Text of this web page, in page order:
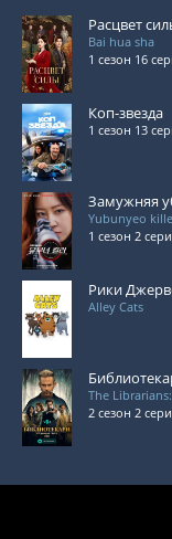
Расцвет
Bai hua sha
1 сезон 16
Коп-звезда
1 сезон 13
Замужняя
Yubunyeo
1 сезон 2
Рики
Alley Cats
The
2 сезон 2